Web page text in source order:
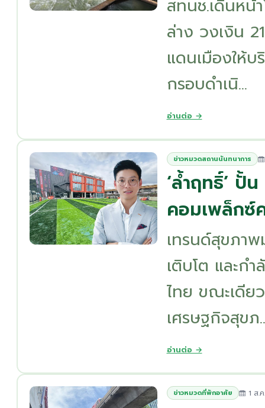
สทนช.เดินหน้
ล่าง วงเงิน
แดนเมืองให้
กรอบดำเนิ...
อ่านต่อ →
ข่าวหมวดสถานนันทนาการ
‘ล้ำฤทธิ์’ ปั้
คอมเพล็กซ์
เทรนด์สุขภา
เติบโต และก
ไทย ขณะเดีย
เศรษฐกิจสุขภ
อ่านต่อ →
ข่าวหมวดที่พักอาศัย 1 ส.